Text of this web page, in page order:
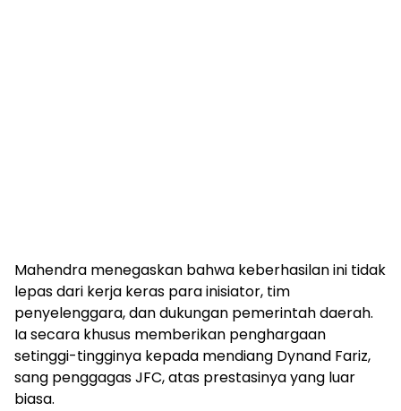
Mahendra menegaskan bahwa keberhasilan ini tidak
lepas dari kerja keras para inisiator, tim
penyelenggara, dan dukungan pemerintah daerah.
Ia secara khusus memberikan penghargaan
setinggi-tingginya kepada mendiang Dynand Fariz,
sang penggagas JFC, atas prestasinya yang luar
biasa.